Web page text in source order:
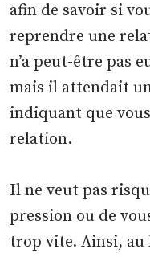
afin de savoir si
reprendre une
n’a peut-être pas
mais il attendait
indiquant que
relation.
Il ne veut pas
pression ou de
trop vite. Ainsi, au